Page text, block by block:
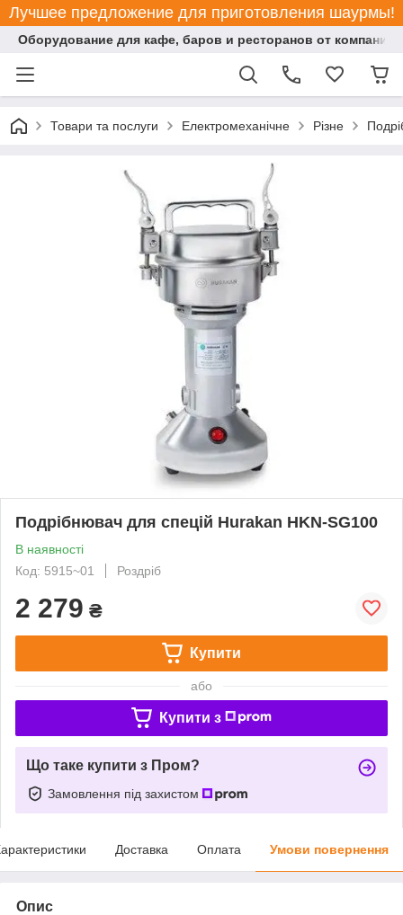
Лучшее предложение для приготовления шаурмы!
Оборудование для кафе, баров и ресторанов от компании
Товари та послуги Електромеханічне Різне
Подрібнювач для спецій Hurakan HKN-SG100
В наявності
Код: 5915~01
Роздріб
2 279 ₴
Купити
або
Купити з
Що таке купити з Пром?
Замовлення під захистом
Доставка Оплата Умови повернення
Опис